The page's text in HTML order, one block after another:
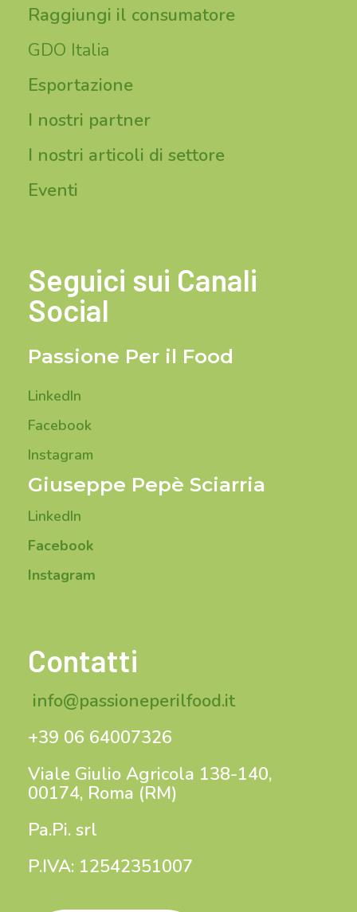
Raggiungi il consumatore
GDO Italia
Esportazione
I nostri partner
I nostri articoli di settore
Eventi
Seguici sui Canali
Social
Passione Per il Food
LinkedIn
Facebook
Instagram
Giuseppe Pepè Sciarria
LinkedIn
Facebook
Instagram
Contatti
info@passioneperilfood.it
+39 06 64007326
Viale Giulio Agricola 138-140,
00174, Roma (RM)
Pa.Pi. srl
P.IVA: 12542351007